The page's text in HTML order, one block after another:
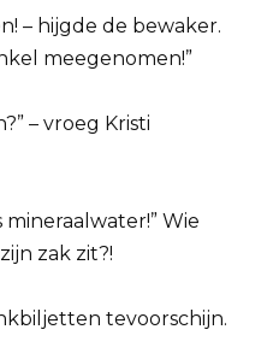
– hijgde de bewaker.
meegenomen!”
– vroeg Kristi
mineraalwater!” Wie
zak zit?!
tevoorschijn.